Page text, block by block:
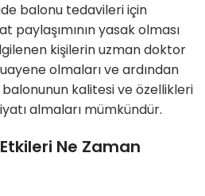
balonu tedavileri için
yasak olması
kişilerin uzman doktor
olmaları ve ardından
kalitesi ve özellikleri
almaları mümkündür.
Ne Zaman